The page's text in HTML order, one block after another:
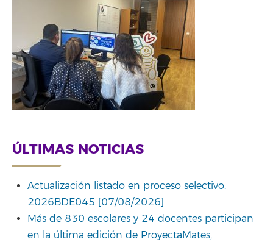
ÚLTIMAS NOTICIAS
Actualización listado en proceso selectivo:
2026BDE045 [07/08/2026]
Más de 830 escolares y 24 docentes participan
en la última edición de ProyectaMates,